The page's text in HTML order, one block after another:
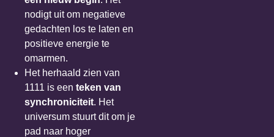
nodigt uit om negatieve
gedachten los te laten en
positieve energie te
omarmen.
Het herhaald zien van
1111 is een teken van
synchroniciteit. Het
universum stuurt dit om je
pad naar hoger